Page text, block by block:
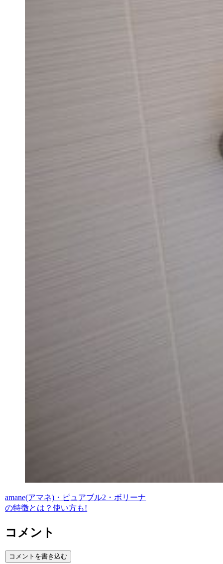
amane(アマネ)・ピュアブル2・ボリーナ
の特徴とは？使い方も!
コメント
コメントを書き込む